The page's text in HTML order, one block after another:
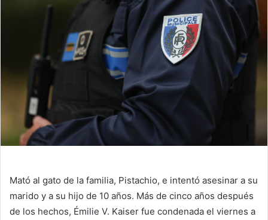
Mató al gato de la familia, Pistachio, e intentó asesinar a su
marido y a su hijo de 10 años. Más de cinco años después
de los hechos, Émilie V. Kaiser fue condenada el viernes a